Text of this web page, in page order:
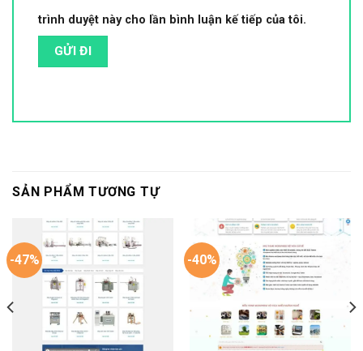
trình duyệt này cho lần bình luận kế tiếp của tôi.
SẢN PHẨM TƯƠNG TỰ
-47% -40%